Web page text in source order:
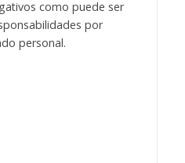
como puede ser
por
personal.